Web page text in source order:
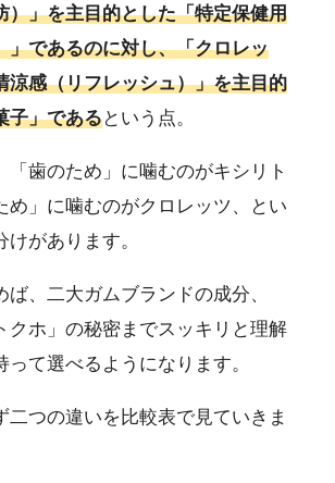
）」を主目的とした「特定保健用
」であるのに対し、「クロレッ
涼感（リフレッシュ）」を主目的
子」であるという点。
「歯のため」に噛むのがキシリト
め」に噛むのがクロレッツ、とい
けがあります。
ば、二大ガムブランドの成分、
クホ」の秘密までスッキリと理解
って選べるようになります。
二つの違いを比較表で見ていきま